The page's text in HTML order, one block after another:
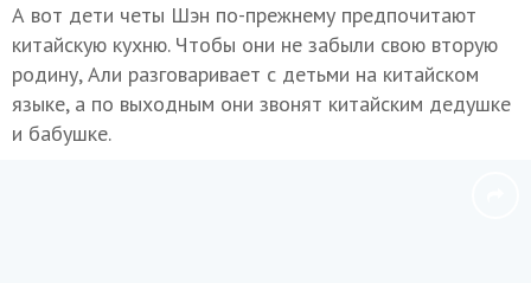
А вот дети четы Шэн по-прежнему предпочитают
китайскую кухню. Чтобы они не забыли свою вторую
родину, Али разговаривает с детьми на китайском
языке, а по выходным они звонят китайским дедушке
и бабушке.